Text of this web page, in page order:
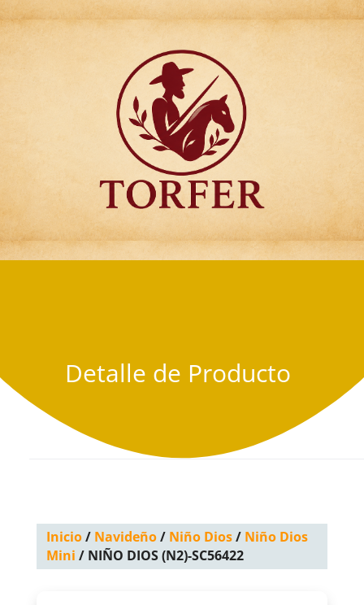
Articulos para
Regalo Torfer.
Detalle de Producto
Inicio/ Navideño/ Niño Dios/ Niño Dios
Mini / NIÑO DIOS (N2)-SC56422